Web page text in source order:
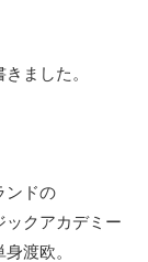
ました。
ンドの
ックアカデミー
渡欧。